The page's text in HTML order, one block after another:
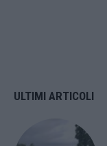
ULTIMI ARTICOLI